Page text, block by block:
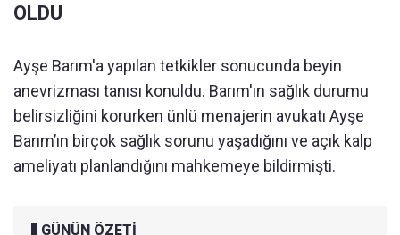
OLDU
Ayşe Barım'a yapılan tetkikler sonucunda beyin
anevrizması tanısı konuldu. Barım'ın sağlık durumu
belirsizliğini korurken ünlü menajerin avukatı Ayşe
Barım’ın birçok sağlık sorunu yaşadığını ve açık kalp
ameliyatı planlandığını mahkemeye bildirmişti.
GÜNÜN ÖZETİ